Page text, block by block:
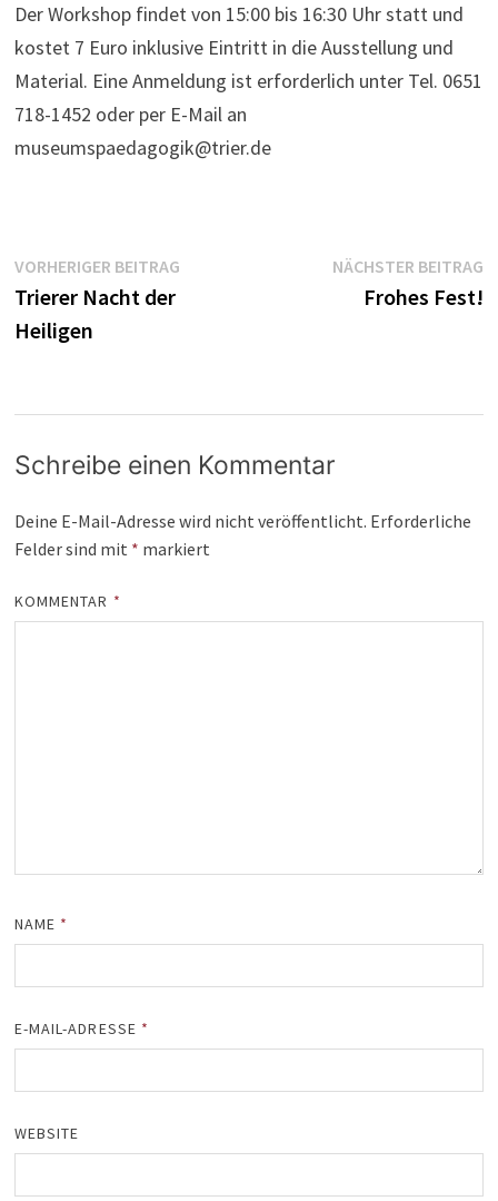
Der Workshop findet von 15:00 bis 16:30 Uhr statt und
kostet 7 Euro inklusive Eintritt in die Ausstellung und
Material. Eine Anmeldung ist erforderlich unter Tel. 0651
718-1452 oder per E-Mail an
museumspaedagogik@trier.de
Beitragsnavigation
VORHERIGER BEITRAGVorheriger
Trierer Nacht der
Heiligen
NÄCHSTER BEITRAG
Frohes Fest!
Schreibe einen Kommentar
Deine E-Mail-Adresse wird nicht veröffentlicht. Erforderliche
Felder sind mit * markiert
KOMMENTAR *
NAME *
E-MAIL-ADRESSE *
WEBSITE